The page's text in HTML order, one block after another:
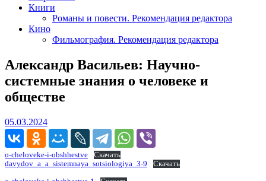
Книги
Романы и повести. Рекомендация редактора
Кино
Фильмография. Рекомендация редактора
Александр Васильев: Научно-
системные знания о человеке и
обществе
05.03.202405.03.2024
o-cheloveke-i-obshhestve
Скачать
davydov_a_a_sistemnaya_sotsiologiya_3-9
Скачать